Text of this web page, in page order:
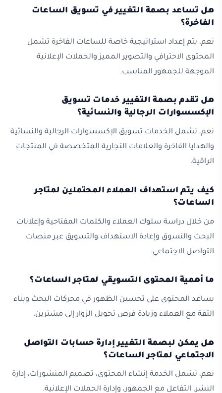
هل تساعد بصمة التغيير في تسويق الساعات
الفاخرة؟
نعم، يتم إعداد استراتيجية خاصة للساعات الفاخرة تشمل
المحتوى الاحترافي والتصوير المميز والحملات الإعلانية
الموجهة للجمهور المناسب.
هل تقدم بصمة التغيير خدمات تسويق
الإكسسوارات الرجالية والنسائية؟
نعم، تشمل الخدمات تسويق الإكسسوارات الرجالية والنسائية
والهدايا الفاخرة والعلامات التجارية المتخصصة في المنتجات
الراقية.
كيف يتم استهداف العملاء المحتملين لمتاجر
الساعات؟
من خلال دراسة سلوك العملاء والكلمات المفتاحية وإعلانات
البحث والتسوق وإعادة الاستهداف والتسويق عبر منصات
التواصل الاجتماعي.
ما أهمية المحتوى التسويقي لمتاجر الساعات؟
يساعد المحتوى على تحسين الظهور في محركات البحث وبناء
الثقة مع العملاء وزيادة فرص تحويل الزوار إلى مشترين.
هل يمكن لبصمة التغيير إدارة حسابات التواصل
الاجتماعي لمتاجر الساعات؟
نعم، تشمل الخدمة إنشاء المحتوى، تصميم المنشورات، إدارة
النشر، التفاعل مع الجمهور، وإدارة الحملات الإعلانية.